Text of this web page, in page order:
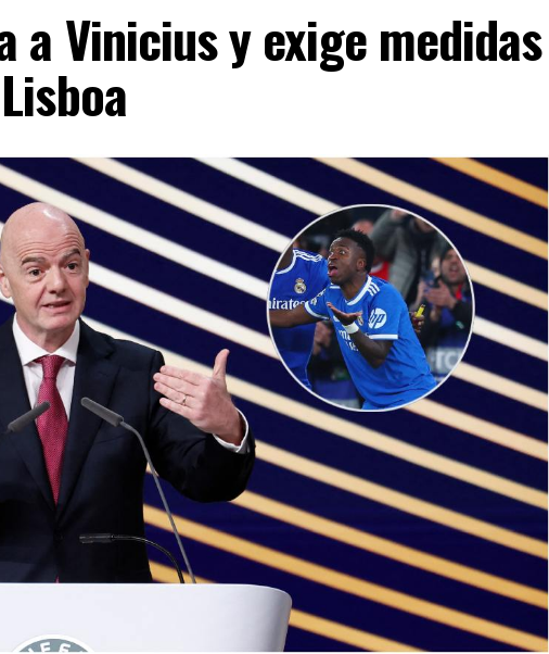
a Vinicius y exige medidas